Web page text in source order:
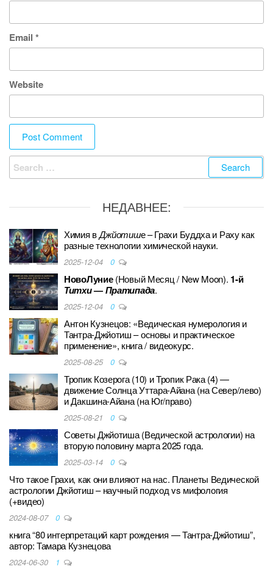
Email *
Website
Search
for:
НЕДАВНЕЕ:
Химия вДжйотише – Грахи Буддха и Раху как
разные технологии химической науки.
2025-12-04 0
НовоЛуние(Новый Месяц / New Moon). 1-й
Титхи—Пратипада.
2025-12-04 0
Антон Кузнецов: «Ведическая нумерология и
Тантра-Джйотиш – основы и практическое
применение», книга / видеокурс.
2025-08-25 0
Тропик Козерога (10) и Тропик Рака (4) —
движение Солнца Уттара-Айана (на Север/лево)
и Дакшина-Айана (на Юг/право)
2025-08-21 0
Советы Джйотиша (Ведической астрологии) на
вторую половину марта 2025 года.
2025-03-14 0
Что такое Грахи, как они влияют на нас. Планеты Ведической
астрологии Джйотиш – научный подход vs мифология
(+видео)
2024-08-07 0
книга “80 интерпретаций карт рождения — Тантра-Джйотиш”,
автор: Тамара Кузнецова
2024-06-30 1